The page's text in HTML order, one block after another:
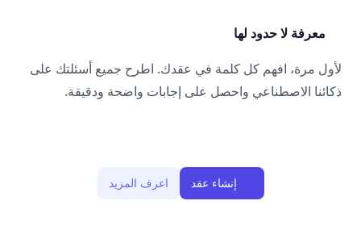
معرفة لا حدود لها
لأول مرة، افهم كل كلمة في عقدك. اطرح جميع أسئلتك على
ذكائنا الاصطناعي واحصل على إجابات واضحة ودقيقة.
إنشاء عقد اعرف المزيد